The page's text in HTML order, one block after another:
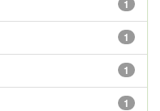
1
1
1
1